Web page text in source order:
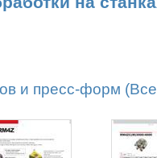
и пресс-форм